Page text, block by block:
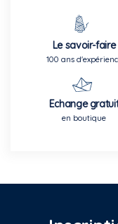
Le savoir-faire
100 ans
Echange
en boutique